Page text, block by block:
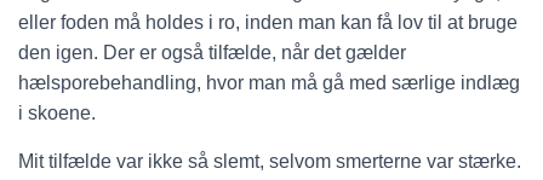
eller foden må holdes i ro, inden man kan få lov til at bruge
den igen. Der er også tilfælde, når det gælder
hælsporebehandling, hvor man må gå med særlige indlæg
i skoene.
Mit tilfælde var ikke så slemt, selvom smerterne var stærke.